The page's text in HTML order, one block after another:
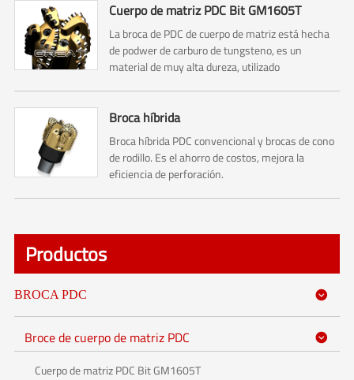
Cuerpo de matriz PDC Bit GM1605T
La broca de PDC de cuerpo de matriz está hecha
de podwer de carburo de tungsteno, es un
material de muy alta dureza, utilizado
Broca híbrida
Broca híbrida PDC convencional y brocas de cono
de rodillo. Es el ahorro de costos, mejora la
eficiencia de perforación.
Productos
BROCA PDC 
Broce de cuerpo de matriz PDC 
Cuerpo de matriz PDC Bit GM1605T